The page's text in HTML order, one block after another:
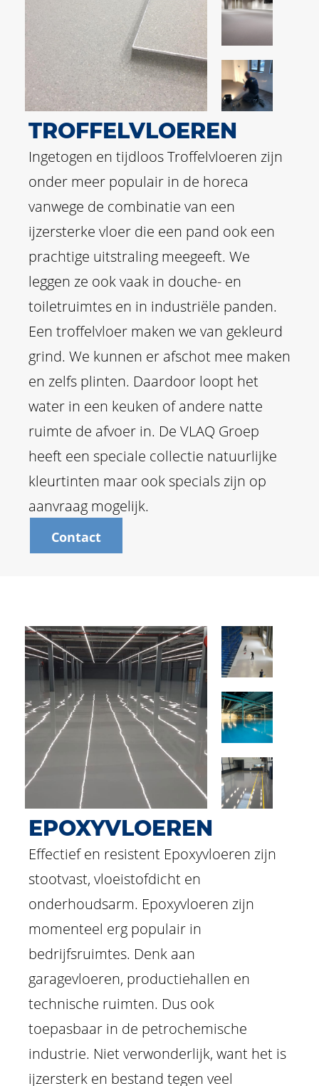
TROFFELVLOEREN
Ingetogen en tijdloos Troffelvloeren zijn
onder meer populair in de horeca
vanwege de combinatie van een
ijzersterke vloer die een pand ook een
prachtige uitstraling meegeeft. We
leggen ze ook vaak in douche- en
toiletruimtes en in industriële panden.
Een troffelvloer maken we van gekleurd
grind. We kunnen er afschot mee maken
en zelfs plinten. Daardoor loopt het
water in een keuken of andere natte
ruimte de afvoer in. De VLAQ Groep
heeft een speciale collectie natuurlijke
kleurtinten maar ook specials zijn op
aanvraag mogelijk.
Contact
EPOXYVLOEREN
Effectief en resistent Epoxyvloeren zijn
stootvast, vloeistofdicht en
onderhoudsarm. Epoxyvloeren zijn
momenteel erg populair in
bedrijfsruimtes. Denk aan
garagevloeren, productiehallen en
technische ruimten. Dus ook
toepasbaar in de petrochemische
industrie. Niet verwonderlijk, want het is
ijzersterk en bestand tegen veel